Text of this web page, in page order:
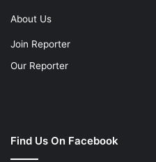
About Us
Join Reporter
Our Reporter
Find Us On Facebook